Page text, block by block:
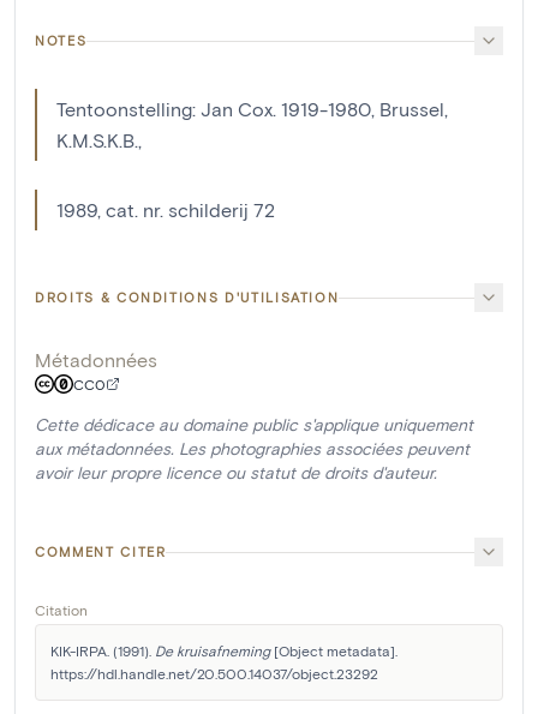
NOTES
Tentoonstelling: Jan Cox. 1919-1980, Brussel,
K.M.S.K.B.,
1989, cat. nr. schilderij 72
DROITS & CONDITIONS D'UTILISATION
Métadonnées
CC0
Cette dédicace au domaine public s'applique uniquement
aux métadonnées. Les photographies associées peuvent
avoir leur propre licence ou statut de droits d'auteur.
COMMENT CITER
Citation
KIK-IRPA. (1991). De kruisafneming [Object metadata].
https://hdl.handle.net/20.500.14037/object.23292